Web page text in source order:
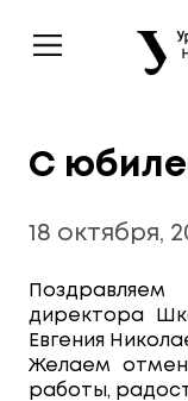
С
18 октября,
Поздравляем
директора
Евгения
Желаем
работы,